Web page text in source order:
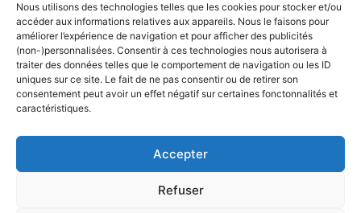
Nous utilisons des technologies telles que les cookies pour stocker et/ou
accéder aux informations relatives aux appareils. Nous le faisons pour
améliorer l’expérience de navigation et pour afficher des publicités
(non-)personnalisées. Consentir à ces technologies nous autorisera à
traiter des données telles que le comportement de navigation ou les ID
uniques sur ce site. Le fait de ne pas consentir ou de retirer son
consentement peut avoir un effet négatif sur certaines fonctonnalités et
caractéristiques.
Accepter
Refuser
Mers&Montagnes, Equipement outdoor pour
le trek et le raid nautique
BoatingAds, le site d’annonces bateaux
européen
Stock images byDepositphotos
Envie de bons plans?